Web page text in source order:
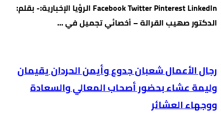
Facebook Twitter Pinterest LinkedIn الرؤيا الإخبارية:- بقلم:
الدكتور صهيب القرالة – أخصائي تجميل في …
رجال الأعمال شعبان جدوع وأيمن الحردان يقيمان
وليمة عشاء بحضور أصحاب المعالي والسعادة
ووجهاء العشائر